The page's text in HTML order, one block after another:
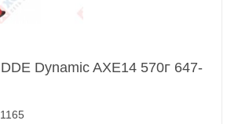
Dynamic AXE14 570г 647-